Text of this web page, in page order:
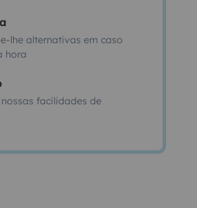
lhe alternativas em caso
hora
facilidades de